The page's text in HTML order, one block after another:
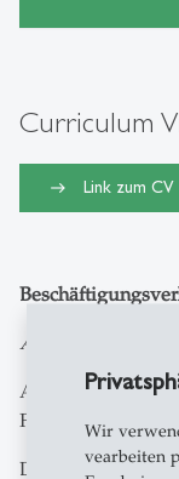
Wir
vearbeiten
Curriculum
Link zum CV
Aktuelle Positionen
Associate
Finance,
Director, Swiss